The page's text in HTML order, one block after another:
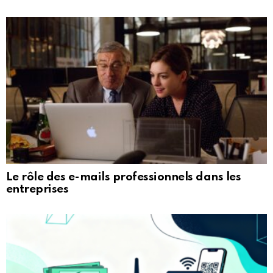
Le rôle des e-mails professionnels dans les
entreprises